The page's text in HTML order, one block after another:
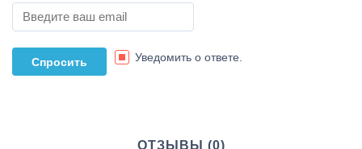
Уведомить о ответе.